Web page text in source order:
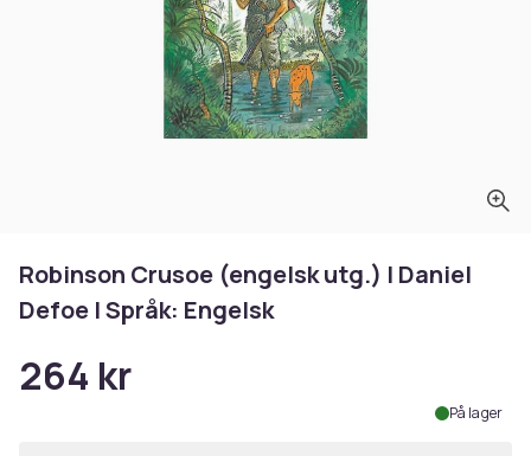
Robinson Crusoe (engelsk utg.) | Daniel
Defoe | Språk: Engelsk
264 kr
På lager